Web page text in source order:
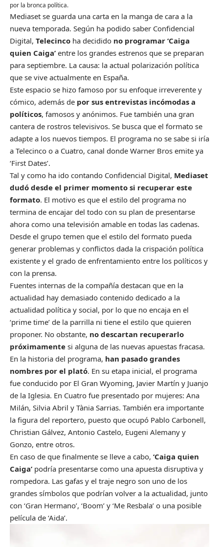
por la bronca política.
Mediaset se guarda una carta en la manga de cara a la
nueva temporada. Según ha podido saber Confidencial
Digital, Telecinco ha decidido no programar ‘Caiga
quien Caiga’ entre los grandes estrenos que se preparan
para septiembre. La causa: la actual polarización política
que se vive actualmente en España.
Este espacio se hizo famoso por su enfoque irreverente y
cómico, además de por sus entrevistas incómodas a
políticos, famosos y anónimos. Fue también una gran
cantera de rostros televisivos. Se busca que el formato se
adapte a los nuevos tiempos. El programa no se sabe si iría
a Telecinco o a Cuatro, canal donde Warner Bros emite ya
‘First Dates’.
Tal y como ha ido contando Confidencial Digital, Mediaset
dudó desde el primer momento si recuperar este
formato. El motivo es que el estilo del programa no
termina de encajar del todo con su plan de presentarse
ahora como una televisión amable en todas las cadenas.
Desde el grupo temen que el estilo del formato pueda
generar problemas y conflictos dada la crispación política
existente y el grado de enfrentamiento entre los políticos y
con la prensa.
Fuentes internas de la compañía destacan que en la
actualidad hay demasiado contenido dedicado a la
actualidad política y social, por lo que no encaja en el
‘prime time’ de la parrilla ni tiene el estilo que quieren
proponer. No obstante, no descartan recuperarlo
próximamente si alguna de las nuevas apuestas fracasa.
En la historia del programa, han pasado grandes
nombres por el plató. En su etapa inicial, el programa
fue conducido por El Gran Wyoming, Javier Martín y Juanjo
de la Iglesia. En Cuatro fue presentado por mujeres: Ana
Milán, Silvia Abril y Tània Sarrias. También era importante
la figura del reportero, puesto que ocupó Pablo Carbonell,
Christian Gálvez, Antonio Castelo, Eugeni Alemany y
Gonzo, entre otros.
En caso de que finalmente se lleve a cabo, ‘Caiga quien
Caiga’ podría presentarse como una apuesta disruptiva y
rompedora. Las gafas y el traje negro son uno de los
grandes símbolos que podrían volver a la actualidad, junto
con ‘Gran Hermano’, ‘Boom’ y ‘Me Resbala’ o una posible
película de ‘Aida’.